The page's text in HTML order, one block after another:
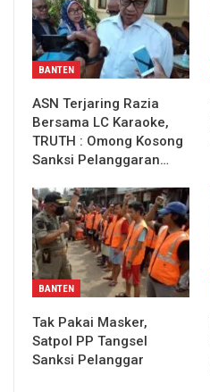
BANTEN
ASN Terjaring Razia
Bersama LC Karaoke,
TRUTH : Omong Kosong
Sanksi Pelanggaran…
BANTEN
Tak Pakai Masker,
Satpol PP Tangsel
Sanksi Pelanggar